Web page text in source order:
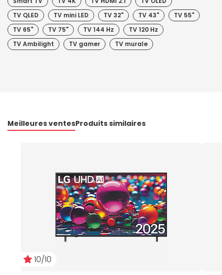
TV QLED
TV mini LED TV 32" TV 43"
TV 55"
TV 65"
TV 75" TV 144 Hz
TV 120 Hz
TV Ambilight
TV gamer TV murale
Meilleures ventesProduits similaires
10/10